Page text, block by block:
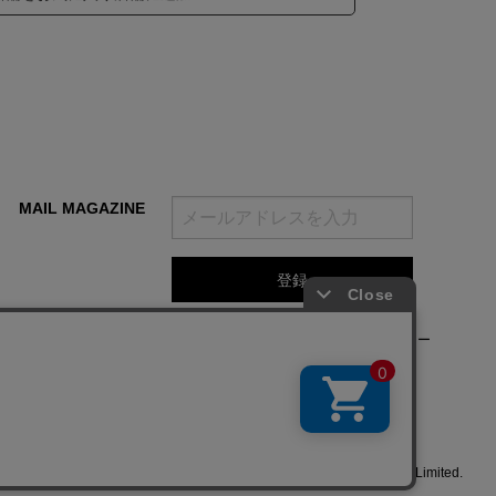
MAIL MAGAZINE
プライバシーポリシー
に同意されたものとみなします。
© Baroque Japan Limited.